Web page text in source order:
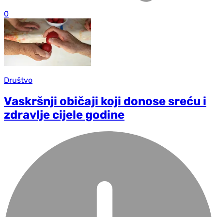
0
Društvo
Vaskršnji običaji koji donose sreću i
zdravlje cijele godine